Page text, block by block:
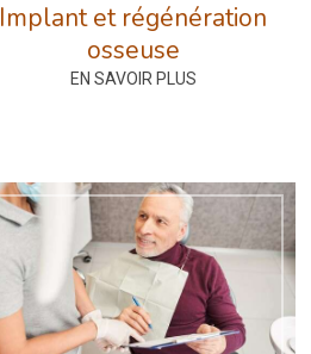
Implant et régénération
osseuse
EN SAVOIR PLUS